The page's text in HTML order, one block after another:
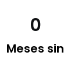
Meses sin
0